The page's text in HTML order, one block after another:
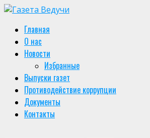
Skip
content
Primary
Menu
Главная
О нас
Новости
Избранные
Выпуски газет
Противодействие коррупции
Документы
Контакты